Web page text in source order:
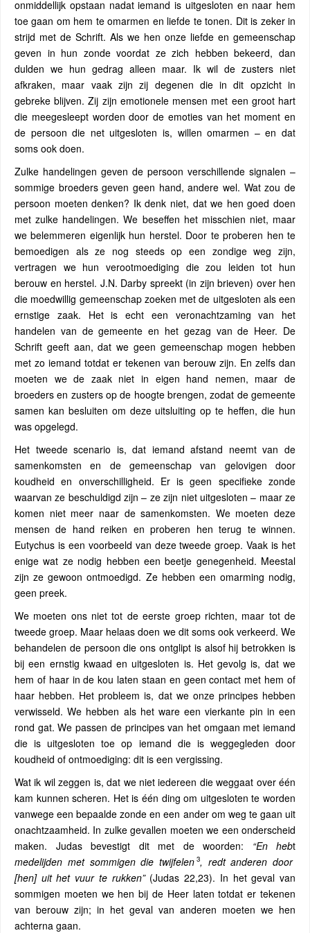
onmiddellijk opstaan nadat iemand is uitgesloten en naar hem
toe gaan om hem te omarmen en liefde te tonen. Dit is zeker in
strijd met de Schrift. Als we hen onze liefde en gemeenschap
geven in hun zonde voordat ze zich hebben bekeerd, dan
dulden we hun gedrag alleen maar. Ik wil de zusters niet
afkraken, maar vaak zijn zij degenen die in dit opzicht in
gebreke blijven. Zij zijn emotionele mensen met een groot hart
die meegesleept worden door de emoties van het moment en
de persoon die net uitgesloten is, willen omarmen – en dat
soms ook doen.
Zulke handelingen geven de persoon verschillende signalen –
sommige broeders geven geen hand, andere wel. Wat zou de
persoon moeten denken? Ik denk niet, dat we hen goed doen
met zulke handelingen. We beseffen het misschien niet, maar
we belemmeren eigenlijk hun herstel. Door te proberen hen te
bemoedigen als ze nog steeds op een zondige weg zijn,
vertragen we hun verootmoediging die zou leiden tot hun
berouw en herstel. J.N. Darby spreekt (in zijn brieven) over hen
die moedwillig gemeenschap zoeken met de uitgesloten als een
ernstige zaak. Het is echt een veronachtzaming van het
handelen van de gemeente en het gezag van de Heer. De
Schrift geeft aan, dat we geen gemeenschap mogen hebben
met zo iemand totdat er tekenen van berouw zijn. En zelfs dan
moeten we de zaak niet in eigen hand nemen, maar de
broeders en zusters op de hoogte brengen, zodat de gemeente
samen kan besluiten om deze uitsluiting op te heffen, die hun
was opgelegd.
Het tweede scenario is, dat iemand afstand neemt van de
samenkomsten en de gemeenschap van gelovigen door
koudheid en onverschilligheid. Er is geen specifieke zonde
waarvan ze beschuldigd zijn – ze zijn niet uitgesloten – maar ze
komen niet meer naar de samenkomsten. We moeten deze
mensen de hand reiken en proberen hen terug te winnen.
Eutychus is een voorbeeld van deze tweede groep. Vaak is het
enige wat ze nodig hebben een beetje genegenheid. Meestal
zijn ze gewoon ontmoedigd. Ze hebben een omarming nodig,
geen preek.
We moeten ons niet tot de eerste groep richten, maar tot de
tweede groep. Maar helaas doen we dit soms ook verkeerd. We
behandelen de persoon die ons ontglipt is alsof hij betrokken is
bij een ernstig kwaad en uitgesloten is. Het gevolg is, dat we
hem of haar in de kou laten staan en geen contact met hem of
haar hebben. Het probleem is, dat we onze principes hebben
verwisseld. We hebben als het ware een vierkante pin in een
rond gat. We passen de principes van het omgaan met iemand
die is uitgesloten toe op iemand die is weggegleden door
koudheid of ontmoediging: dit is een vergissing.
Wat ik wil zeggen is, dat we niet iedereen die weggaat over één
kam kunnen scheren. Het is één ding om uitgesloten te worden
vanwege een bepaalde zonde en een ander om weg te gaan uit
onachtzaamheid. In zulke gevallen moeten we een onderscheid
maken. Judas bevestigt dit met de woorden: “En hebt
medelijden met sommigen die twijfelen 3, redt anderen door
[hen] uit het vuur te rukken”(Judas 22,23). In het geval van
sommigen moeten we hen bij de Heer laten totdat er tekenen
van berouw zijn; in het geval van anderen moeten we hen
achterna gaan.